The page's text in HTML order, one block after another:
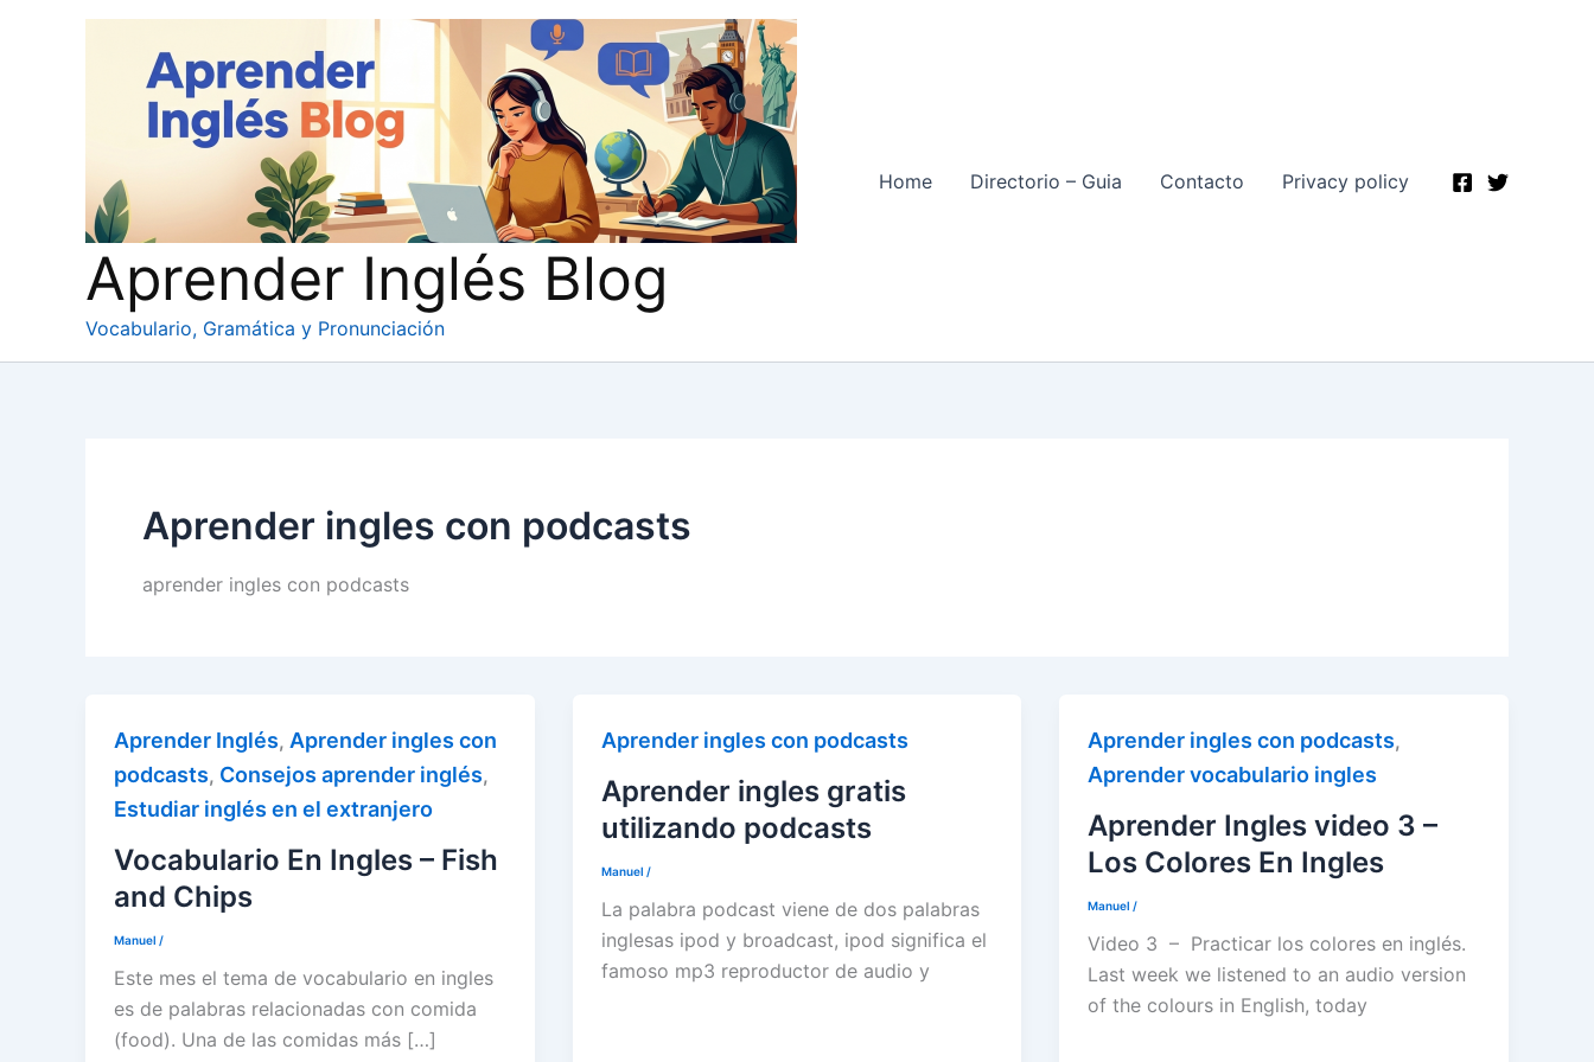
Aprender Inglés Blog
Vocabulario, Gramática y Pronunciación
Home Directorio – Guia Contacto Privacy policy
Aprender ingles con podcasts
aprender ingles con podcasts
Aprender Inglés, Aprender ingles con
podcasts, Consejos aprender inglés,
Estudiar inglés en el extranjero
Vocabulario En Ingles – Fish
and Chips
Manuel /
Este mes el tema de vocabulario en ingles
es de palabras relacionadas con comida
(food). Una de las comidas más […]
Aprender ingles con podcasts
Aprender ingles gratis
utilizando podcasts
Manuel /
La palabra podcast viene de dos palabras
inglesas ipod y broadcast, ipod significa el
famoso mp3 reproductor de audio y
Aprender ingles con podcasts,
Aprender vocabulario ingles
Aprender Ingles video 3 –
Los Colores En Ingles
Manuel/
Video 3 – Practicar los colores en inglés.
Last week we listened to an audio version
of the colours in English, today